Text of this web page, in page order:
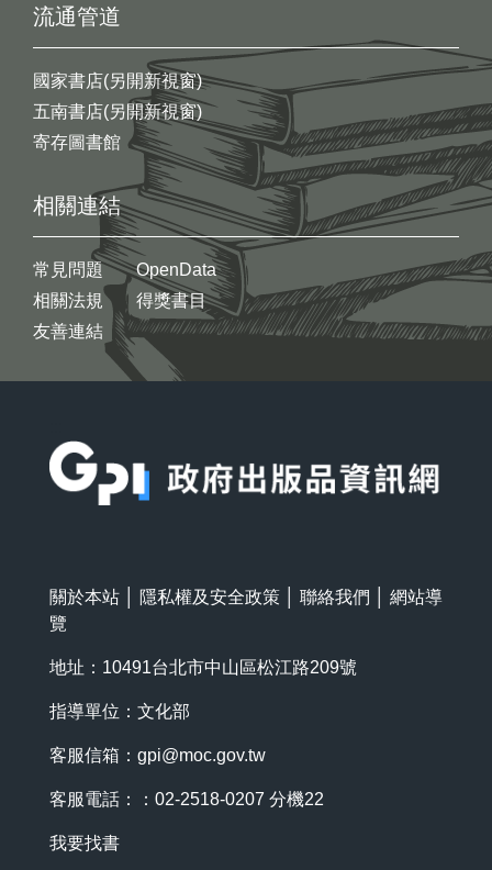
流通管道
國家書店(另開新視窗)
五南書店(另開新視窗)
寄存圖書館
相關連結
常見問題
相關法規
友善連結
OpenData
得獎書目
關於本站 隱私權及安全政策 聯絡我們
網站導
覽
地址：10491台北市中山區松江路209號
指導單位：文化部
客服信箱： gpi@moc.gov.tw
客服電話：：02-2518-0207 分機22
我要找書